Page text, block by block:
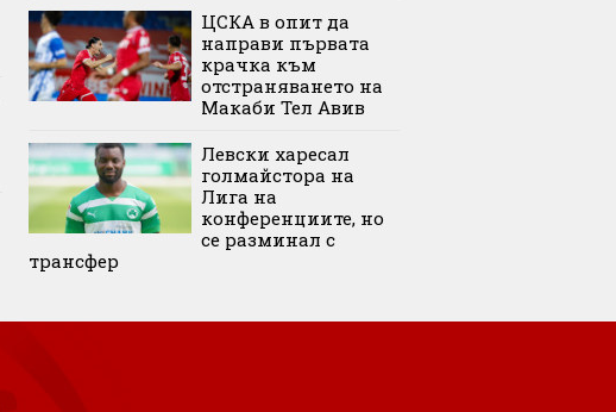
ЦСКА в опит да
направи първата
крачка към
отстраняването на
Макаби Тел Авив
Левски харесал
голмайстора на
Лига на
конференциите, но
се разминал с
трансфер